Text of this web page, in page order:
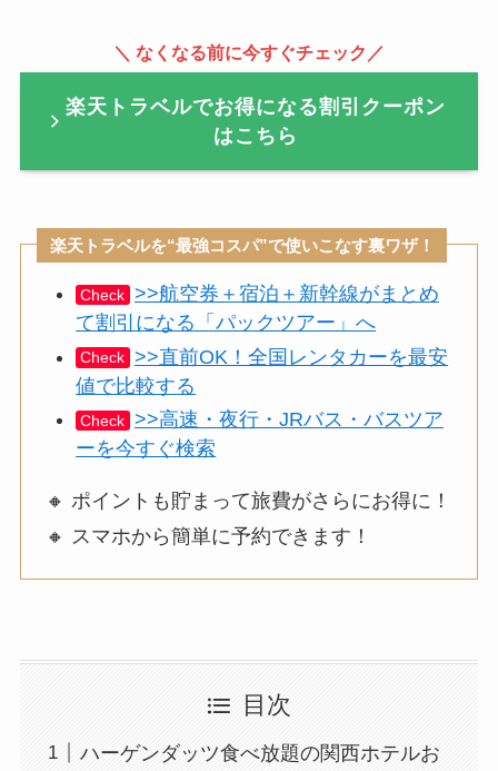
＼ なくなる前に今すぐチェック／
楽天トラベルでお得になる割引クーポン
はこちら
楽天トラベルを“最強コスパ”で使いこなす裏ワザ！
Check >>航空券＋宿泊＋新幹線がまとめ
て割引になる「パックツアー」へ
Check >>直前OK！全国レンタカーを最安
値で比較する
Check >>高速・夜行・JRバス・バスツア
ーを今すぐ検索
🔸 ポイントも貯まって旅費がさらにお得に！
🔸 スマホから簡単に予約できます！
目次
ハーゲンダッツ食べ放題の関西ホテルお